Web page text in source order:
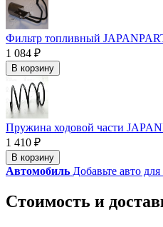
Фильтр топливный
1 084 ₽
В корзину
Пружина ходовой части
1 410 ₽
В корзину
Автомобиль Добавьте авто
Стоимость и